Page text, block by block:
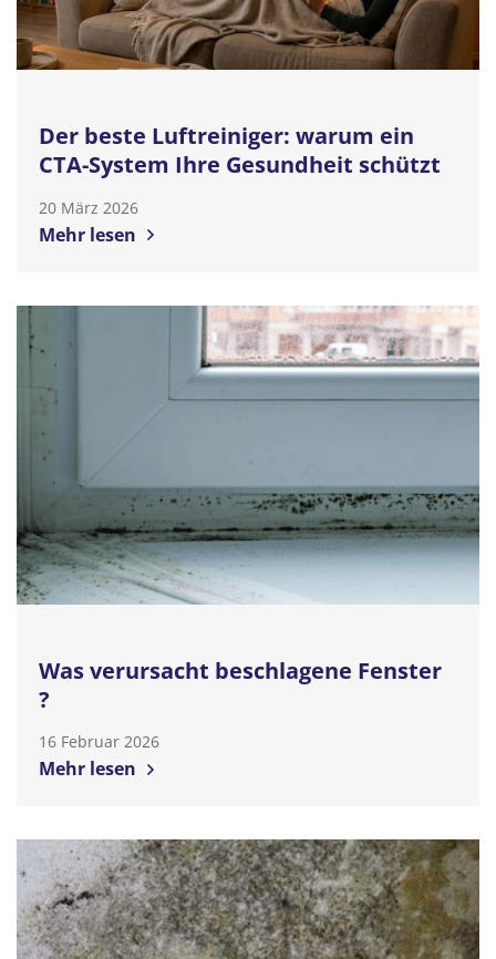
Der beste Luftreiniger: warum ein
CTA-System Ihre Gesundheit schützt
20 März 2026
Mehr lesen
Was verursacht beschlagene Fenster
?
16 Februar 2026
Mehr lesen